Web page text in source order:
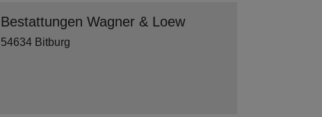
Bestattungen Wagner & Loew
54634 Bitburg